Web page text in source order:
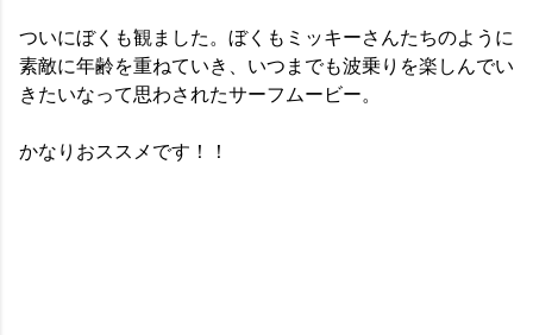
ついにぼくも観ました。ぼくもミッキーさんたちのように
素敵に年齢を重ねていき、いつまでも波乗りを楽しんでい
きたいなって思わされたサーフムービー。
かなりおススメです！！